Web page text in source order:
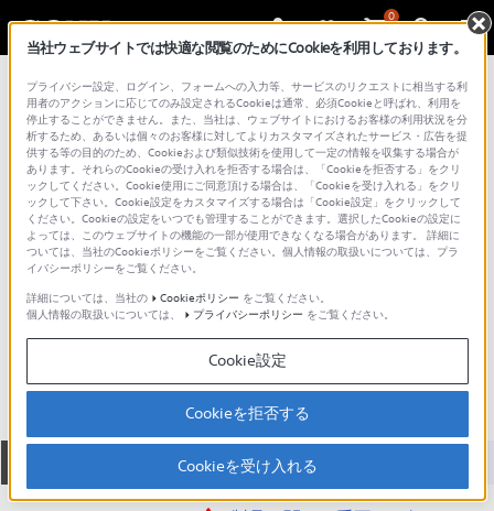
0
総合サポート・お問い合わせ ヘッドホン
DR-ZX103USB
ダウンロード 取扱説明書
当社ウェブサイトでは快適な閲覧のためにCookieを利用しております。
プライバシー設定、ログイン、フォームへの入力等、サービスのリクエストに相当する利
用者のアクションに応じてのみ設定されるCookieは通常、必須Cookieと呼ばれ、利用を
停止することができません。また、当社は、ウェブサイトにおけるお客様の利用状況を分
析するため、あるいは個々のお客様に対してよりカスタマイズされたサービス・広告を提
供する等の目的のため、Cookieおよび類似技術を使用して一定の情報を収集する場合が
あります。それらのCookieの受け入れを拒否する場合は、「Cookieを拒否する」をクリ
ックしてください。Cookie使用にご同意頂ける場合は、「Cookieを受け入れる」をクリ
ックして下さい。Cookie設定をカスタマイズする場合は「Cookie設定」をクリックして
ください。Cookieの設定をいつでも管理することができます。選択したCookieの設定に
よっては、このウェブサイトの機能の一部が使用できなくなる場合があります。 詳細に
ついては、当社のCookieポリシーをご覧ください。個人情報の取扱いについては、プラ
イバシーポリシーをご覧ください。
詳細については、当社の
Cookieポリシー をご覧ください。
個人情報の取扱いについては、
プライバシーポリシー をご覧ください。
Cookie設定
Cookieを拒否する
Cookieを受け入れる